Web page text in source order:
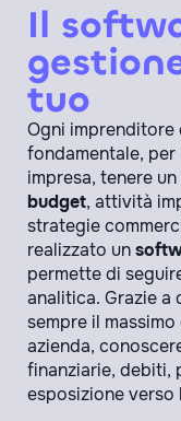
Il
tuo
Ogni imprenditore
fondamentale,
impresa, tenere
budget, attività
strategie
realizzato un
permette di
analitica. Grazie
sempre il
azienda,
finanziarie, debiti,
esposizione verso